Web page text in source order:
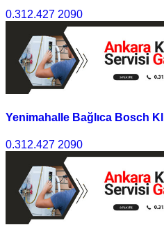
0.312.427 2090
Yenimahalle Bağlıca Bosch
0.312.427 2090